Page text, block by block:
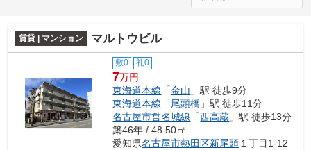
賃貸 | マンション マルトウビル
敷0 礼0
7万円
東海道本線 「金山 」駅 徒歩9分
東海道本線 「尾頭橋 」駅 徒歩11分
名古屋市営名城線 「西高蔵 」駅 徒歩13分
築46年 / 48.50㎡
愛知県名古屋市熱田区新尾頭１丁目1-12